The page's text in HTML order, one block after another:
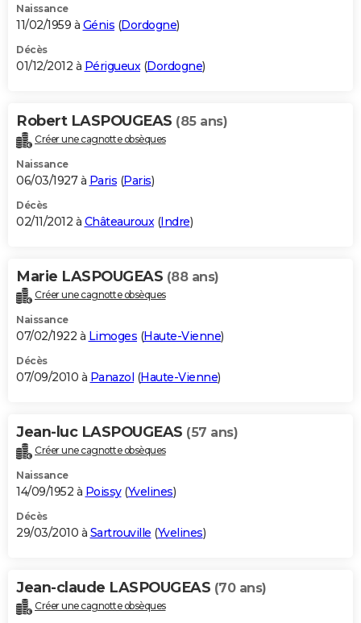
Naissance
11/02/1959 à Génis (Dordogne)
Décès
01/12/2012 à Périgueux(Dordogne)
Robert LASPOUGEAS (85 ans)
Créer une cagnotte obsèques
Naissance
06/03/1927 à Paris (Paris)
Décès
02/11/2012 à Châteauroux(Indre)
Marie LASPOUGEAS (88 ans)
Créer une cagnotte obsèques
Naissance
07/02/1922 à Limoges (Haute-Vienne)
Décès
07/09/2010 à Panazol (Haute-Vienne)
Jean-luc LASPOUGEAS (57 ans)
Créer une cagnotte obsèques
Naissance
14/09/1952 à Poissy(Yvelines)
Décès
29/03/2010 à Sartrouville (Yvelines)
Jean-claude LASPOUGEAS (70 ans)
Créer une cagnotte obsèques